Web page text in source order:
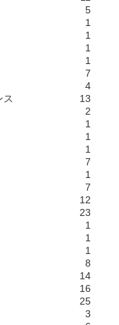
5
1
1
1
1
7
4
ス
13
2
1
1
1
7
1
7
12
23
1
1
1
8
14
16
25
3